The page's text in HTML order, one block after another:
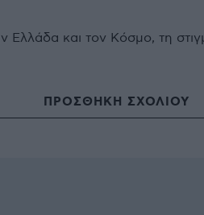
Ελλάδα και τον Κόσμο, τη
ΠΡΟΣΘΗΚΗ ΣΧΟΛΙΟΥ